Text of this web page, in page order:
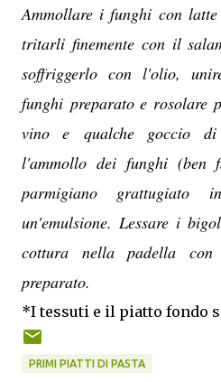
Ammollare i funghi con
tritarli finemente con il
soffriggerlo con l'olio,
funghi preparato e rosolare
vino e qualche goccio
l'ammollo dei funghi (ben
parmigiano grattugiato
un'emulsione. Lessare i
cottura nella padella
preparato.
*I tessuti e il piatto fondo
PRIMI PIATTI DI PASTA